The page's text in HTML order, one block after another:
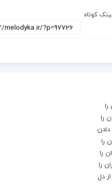
کوتاه
تَمنّا دارم آن جان را
بشویم من غُبار از دل